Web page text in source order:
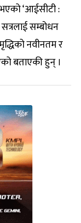
‘आईसीटी :
सम्बोधन
नवीनतम र
बताएकी हुन् ।